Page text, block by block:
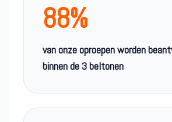
88%
van onze oproepen worden
binnen de 3 beltonen